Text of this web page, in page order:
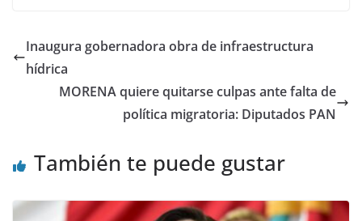
Inaugura gobernadora obra de infraestructura
hídrica
MORENA quiere quitarse culpas ante falta de
política migratoria: Diputados PAN
También te puede gustar